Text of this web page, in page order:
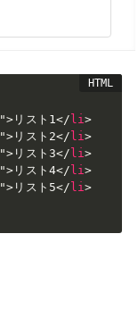
"> リスト1</ li>
"> リスト2</ li>
"> リスト3</ li>
"> リスト4</ li>
"> リスト5</ li>